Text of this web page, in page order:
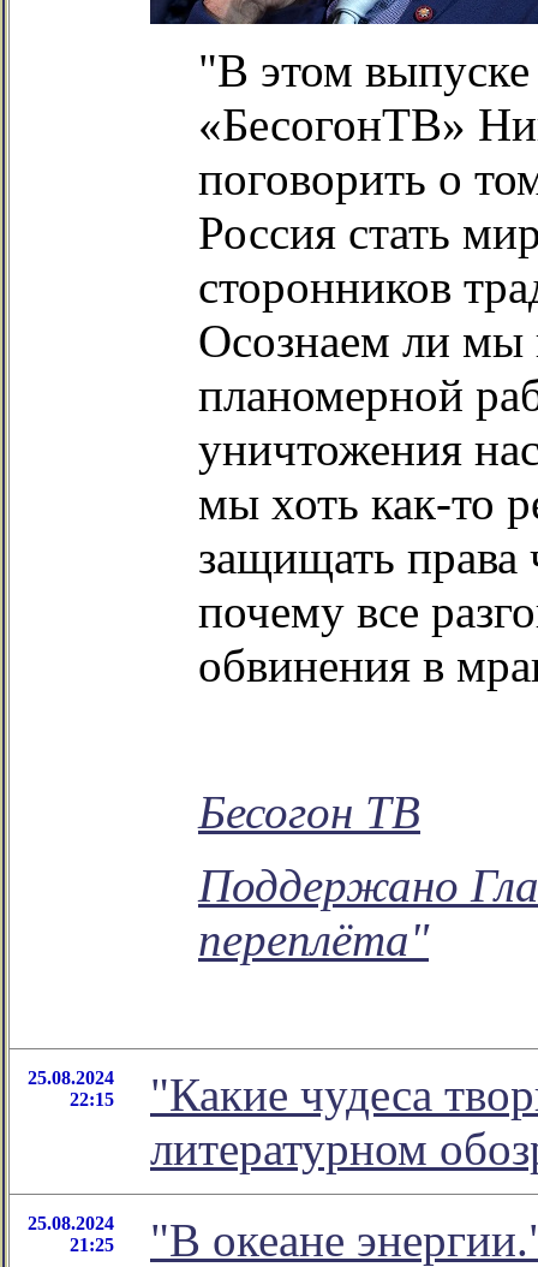
"В этом
«БесогонТВ»
поговорить о
Россия стать
сторонников
Осознаем ли мы
планомерной
уничтожения
мы хоть как-то
защищать права
почему все
обвинения в
Бесогон ТВ
Поддержано
переплёта"
25.08.2024
22:15
"Какие чудеса
литературном
25.08.2024
21:25
"В океане